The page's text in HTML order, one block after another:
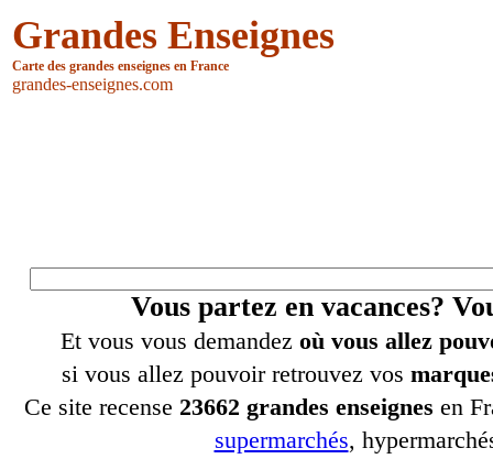
Grandes Enseignes
Carte des grandes enseignes en France
grandes-enseignes.com
Vous partez en vacances?
Et vous vous demandez où vous allez
si vous allez pouvoir retrouvez vos
Ce site recense 23662 grandes enseignes en
supermarchés,